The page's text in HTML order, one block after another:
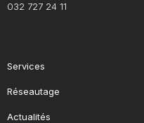
032 727 24 11
Services
Réseautage
Actualités